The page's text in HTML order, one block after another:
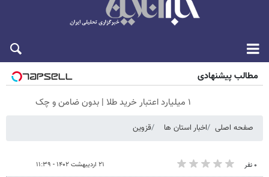
مطالب پیشنهادی
۱ میلیارد اعتبار خرید طلا | بدون ضامن و چک
صفحه اصلی اخبار استان ها قزوین
۰ نفر ۲۱ اردیبهشت ۱۴۰۲ - ۱۱:۳۹